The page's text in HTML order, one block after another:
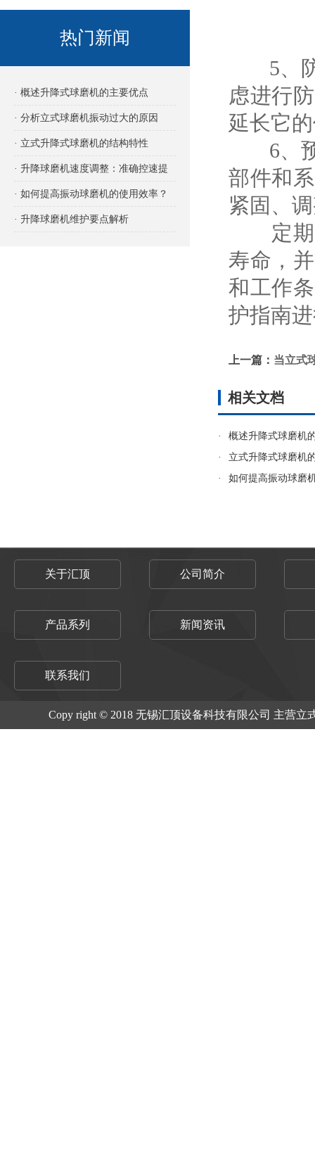
热门新闻
· 概述升降式球磨机的主要优点
· 分析立式球磨机振动过大的原因
· 立式升降式球磨机的结构特性
· 升降球磨机速度调整：准确控速提
效的关键
· 如何提高振动球磨机的使用效率？
· 升降球磨机维护要点解析
5、防
虑进行
延长它
6、预
部件和
紧固、
定期
寿命，
和工作
护指南
上一篇： 当立式
相关文档
·
概述升降式球磨机
·
立式升降式球磨机
·
如何提高振动球磨
关于汇顶 公司简介
产品系列 新闻资讯
联系我们
Copy right © 2018 无锡汇顶设备科技有限公司